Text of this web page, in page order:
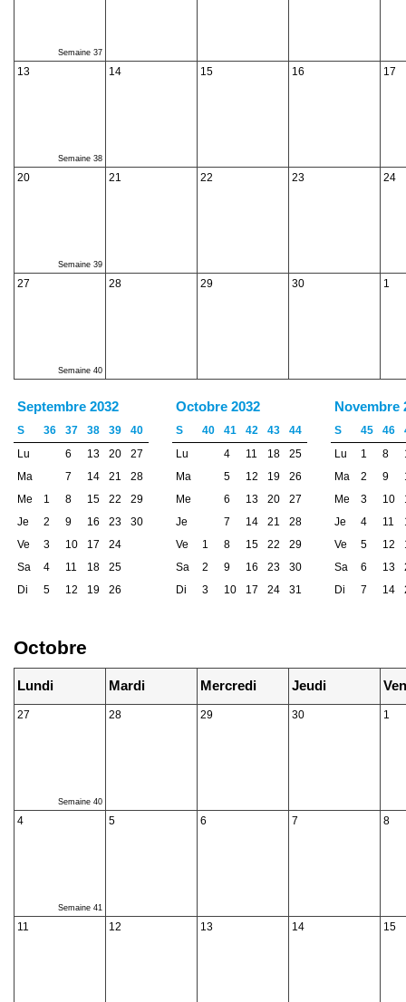
Semaine 37
13
Semaine 38
14 15 16 17
20
Semaine 39
21 22 23 24
27
Semaine 40
28 29 30 1
Septembre 2032
S 36 37 38 39
40
Lu
6 13 20
27
Ma
7 14 21
28
Me
1 8 15 22
29
Je
2 9 16 23
30
Ve
3 10 17
24
Sa
4 11 18
25
Di
5 12 19 26
Octobre 2032
S 40 41 42 43
44
Lu
4 11 18
25
Ma
5 12 19
26
Me
6 13 20
27
Je
7 14 21
28
Ve
1 8 15 22
29
Sa
2 9 16 23
30
Di
3 10 17 24 31
Novembre
S 45 46
Lu
1 8
Ma
2 9
Me
3 10
Je
4 11
Ve
5 12
Sa
6 13
Di
7 14
Octobre
Lundi Mardi Mercredi Jeudi
27
Semaine 40
28 29 30 1
4
Semaine 41
5 6 7 8
11 12 13 14 15